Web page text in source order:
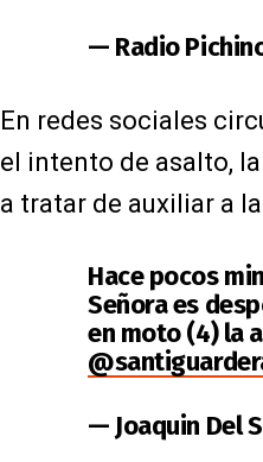
— Radio
En redes sociales
el intento de asalto,
a tratar de auxiliar a
Hace pocos
Señora es
en moto (4) la
— Joaquin Del